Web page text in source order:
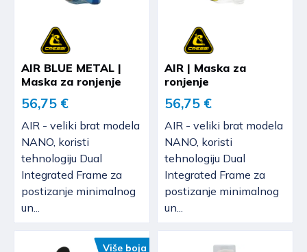
AIR BLUE METAL |
Maska za ronjenje
56,75 €
AIR - veliki brat modela
NANO, koristi
tehnologiju Dual
Integrated Frame za
postizanje minimalnog
un...
AIR | Maska za
ronjenje
56,75 €
AIR - veliki brat modela
NANO, koristi
tehnologiju Dual
Integrated Frame za
postizanje minimalnog
un...
Više boja